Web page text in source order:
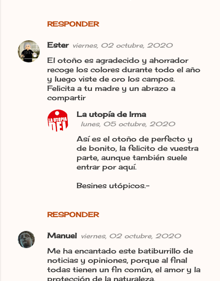
RESPONDER
Ester viernes, 02 octubre, 2020
El otoño es agradecido y ahorrador
recoge los colores durante todo el año
y luego viste de oro los campos.
Felicita a tu madre y un abrazo a
compartir
RESPONDER
La utopía de Irma
lunes, 05 octubre, 2020
Así es el otoño de perfecto y
de bonito, la felicito de vuestra
parte, aunque también suele
entrar por aquí.
Besines utópicos.-
Manuel viernes, 02 octubre, 2020
Me ha encantado este batiburrillo de
noticias y opiniones, porque al final
todas tienen un fin común, el amor y la
protección de la naturaleza.